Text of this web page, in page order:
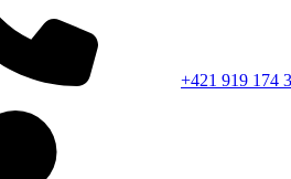
+421 919 174